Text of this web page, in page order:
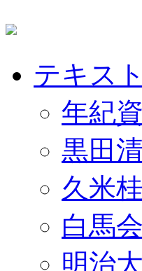
テキスト
年紀
黒田
久米
白馬
明治